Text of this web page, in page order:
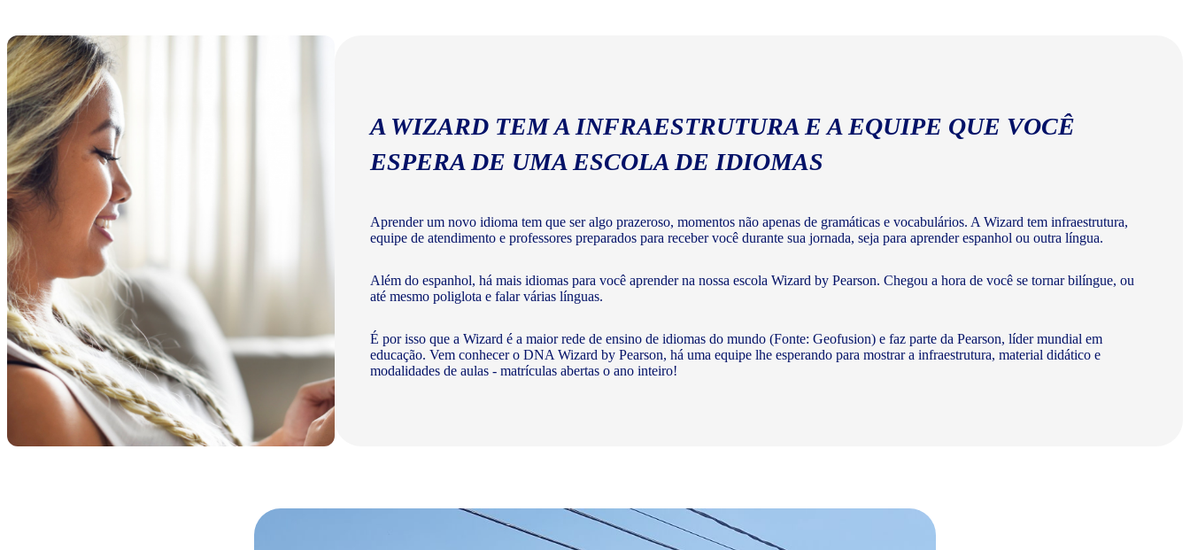
A WIZARD TEM A INFRAESTRUTURA E A EQUIPE QUE VOCÊ
ESPERA DE UMA ESCOLA DE IDIOMAS
Aprender um novo idioma tem que ser algo prazeroso, momentos não apenas de gramáticas e vocabulários. A Wizard tem infraestrutura,
equipe de atendimento e professores preparados para receber você durante sua jornada, seja para aprender espanhol ou outra língua.
Além do espanhol, há mais idiomas para você aprender na nossa escola Wizard by Pearson. Chegou a hora de você se tornar bilíngue, ou
até mesmo poliglota e falar várias línguas.
É por isso que a Wizard é a maior rede de ensino de idiomas do mundo (Fonte: Geofusion) e faz parte da Pearson, líder mundial em
educação. Vem conhecer o DNA Wizard by Pearson, há uma equipe lhe esperando para mostrar a infraestrutura, material didático e
modalidades de aulas - matrículas abertas o ano inteiro!